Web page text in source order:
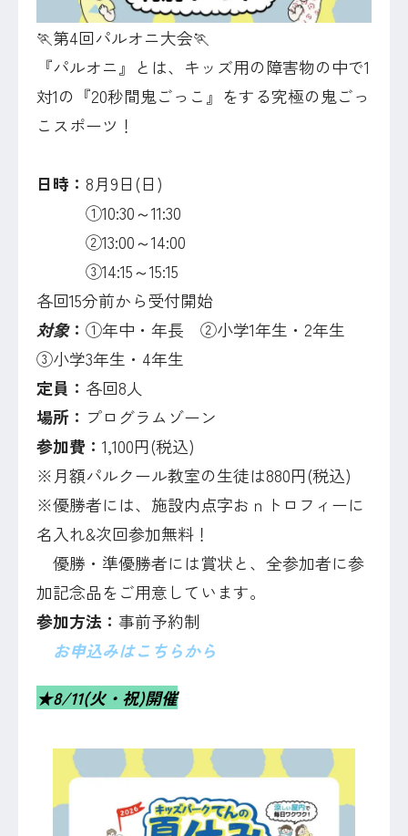
🏃第4回パルオニ大会🏃
『パルオニ』とは、キッズ用の障害物の中で1
対1の『20秒間鬼ごっこ』をする究極の鬼ごっ
こスポーツ！
日時： 8月9日(日)
①10:30～11:30
②13:00～14:00
③14:15～15:15
各回15分前から受付開始
対象： ①年中・年長 ②小学1年生・2年生
③小学3年生・4年生
定員： 各回8人
場所： プログラムゾーン
参加費： 1,100円(税込)
※月額パルクール教室の生徒は880円(税込)
※優勝者には、施設内点字おｎトロフィーに
名入れ&次回参加無料！
優勝・準優勝者には賞状と、全参加者に参
加記念品をご用意しています。
参加方法： 事前予約制
お申込みはこちらから
★8/11(火・祝)開催